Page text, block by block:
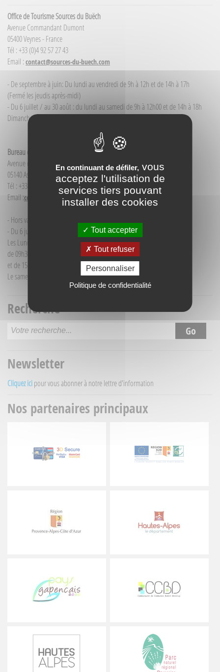
Office de Tourisme Sources du Buëch
Avenue Commandant Dumont
05400 Veynes - France
Tél : +33 (0)4 92 57 27 43
Email : contact@sources-du-buech.com
- De septembre à juin: Du lundi au vendredi de 9h à 12h et de 14h à 17h
(Fermé les jeudis après-midi)
- Du 6 juillet / au 30 août : du lundi au samedi de 9h à 12h00 et de 14h à 18h
Dimanche et jour férié : 9h à 12h00
Bureau d'Informations touristiques Aspres-sur-Buëch
Avenue de la Gare
05140 Aspres-sur-Buëch - France
Tél : +33(0)4 92 58 68 88
Email :contact@sources-du-buech.com
- Hors vacances d'été : mardi de 9h30 à 12h00
- Du 6 juillet au 30 août :
Les Lundi et Mercredi
de 09h30 à 12h30
et de 15h30 à 18h00
Le samedi matin de 09h30 à 12h30
Recherche
Newsletter
Cliquez ici pour vous abonner à notre lettre d'information
Nos partenaires principaux
En continuant de défiler, vous
acceptez l'utilisation de
services tiers pouvant
installer des cookies
Tout accepter
Tout refuser
Personnaliser
Politique de confidentialité